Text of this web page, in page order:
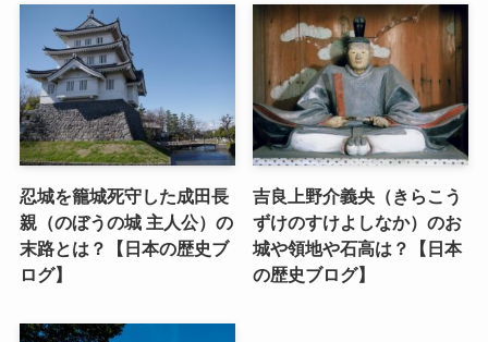
忍城を籠城死守した成田長
親（のぼうの城 主人公）の
末路とは？【日本の歴史ブ
ログ】
吉良上野介義央（きらこう
ずけのすけよしなか）のお
城や領地や石高は？【日本
の歴史ブログ】